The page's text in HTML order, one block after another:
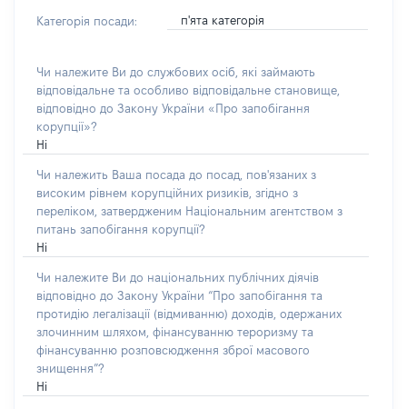
Категорія посади: п'ята категорія
Чи належите Ви до службових осіб, які займають
відповідальне та особливо відповідальне становище,
відповідно до Закону України «Про запобігання
корупції»?
Ні
Чи належить Ваша посада до посад, пов'язаних з
високим рівнем корупційних ризиків, згідно з
переліком, затвердженим Національним агентством з
питань запобігання корупції?
Ні
Чи належите Ви до національних публічних діячів
відповідно до Закону України “Про запобігання та
протидію легалізації (відмиванню) доходів, одержаних
злочинним шляхом, фінансуванню тероризму та
фінансуванню розповсюдження зброї масового
знищення”?
Ні